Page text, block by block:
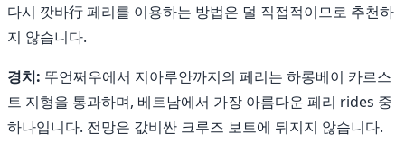
다시 깟바行 페리를 이용하는 방법은 덜 직접적이므로 추천하
지 않습니다.
경치: 뚜언쩌우에서 지아루안까지의 페리는 하롱베이 카르스
트 지형을 통과하며, 베트남에서 가장 아름다운 페리 rides 중
하나입니다. 전망은 값비싼 크루즈 보트에 뒤지지 않습니다.